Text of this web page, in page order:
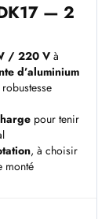
— 2
/ 220 Và
d’aluminium
pour tenir
, à choisir
monté